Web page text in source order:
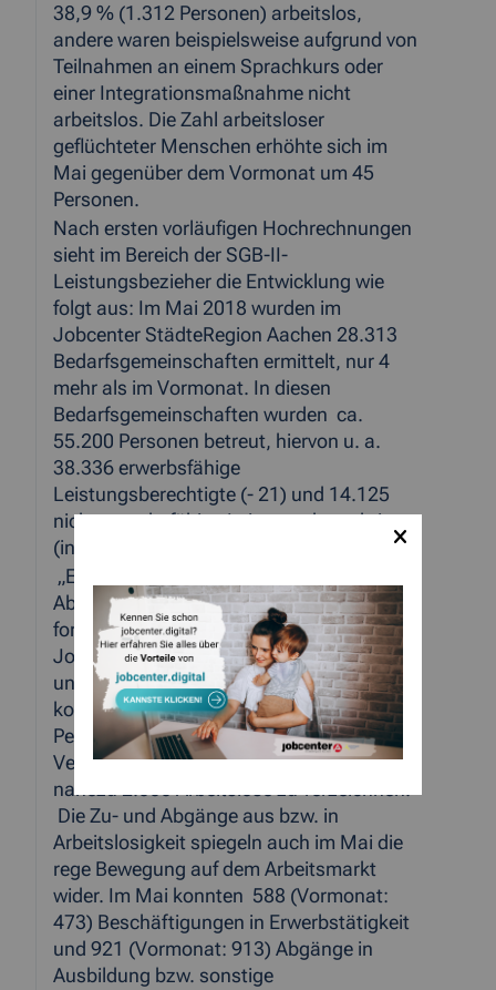
38,9 % (1.312 Personen) arbeitslos,
andere waren beispielsweise aufgrund von
Teilnahmen an einem Sprachkurs oder
einer Integrationsmaßnahme nicht
arbeitslos. Die Zahl arbeitsloser
geflüchteter Menschen erhöhte sich im
Mai gegenüber dem Vormonat um 45
Personen.
Nach ersten vorläufigen Hochrechnungen
sieht im Bereich der SGB-II-
Leistungsbezieher die Entwicklung wie
folgt aus: Im Mai 2018 wurden im
Jobcenter StädteRegion Aachen 28.313
Bedarfsgemeinschaften ermittelt, nur 4
mehr als im Vormonat. In diesen
Bedarfsgemeinschaften wurden ca.
55.200 Personen betreut, hiervon u. a.
38.336 erwerbsfähige
Leistungsberechtigte (- 21) und 14.125
nicht erwerbsfähige Leistungsberechtigte
(in der Regel Kinder unter 15 Jahre) (-9).
„Erfreulicherweise setzt sich der
Abwärtstrend der Arbeitslosigkeit weiter
fort. Erstmals ist die 15.000-Marke im
Jobcenter StädteRegion Aachen
unterschritten worden. Von April auf Mai
konnte die Arbeitslosigkeit um weitere 520
Personen zurückgefahren werden. Im
Vergleich zum Vorjahr ist ein Rückgang um
nahezu 2.000 Arbeitslose zu verzeichnen.
Die Zu- und Abgänge aus bzw. in
Arbeitslosigkeit spiegeln auch im Mai die
rege Bewegung auf dem Arbeitsmarkt
wider. Im Mai konnten 588 (Vormonat:
473) Beschäftigungen in Erwerbstätigkeit
und 921 (Vormonat: 913) Abgänge in
Ausbildung bzw. sonstige